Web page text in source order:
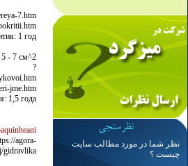
7.htm
1 год
5 - 7 см^2
?
jme.htm
1,5 года
agora-
gidravlika
نظر شما در مورد مطالب سایت
چیست ؟